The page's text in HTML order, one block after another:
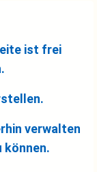
ist frei
verwalten
können.